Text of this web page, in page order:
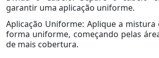
garantir uma aplicação uniforme.
Aplicação Uniforme: Aplique a mistura
forma uniforme, começando pelas
de mais cobertura.